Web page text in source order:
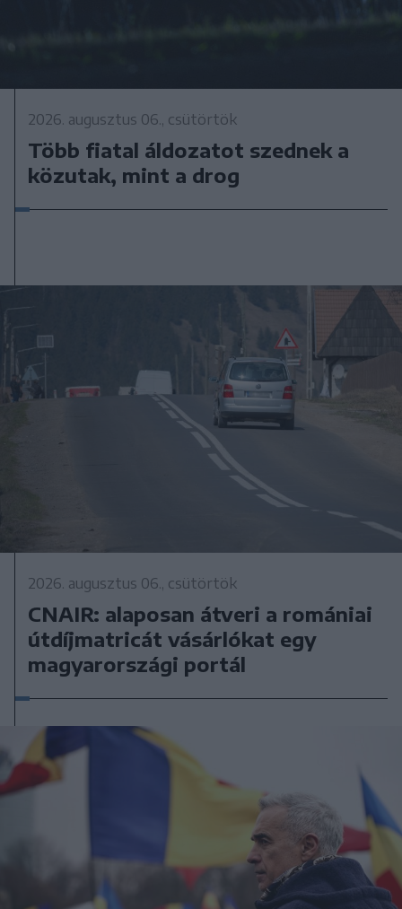
2026. augusztus 06., csütörtök
Több fiatal áldozatot szednek a
közutak, mint a drog
2026. augusztus 06., csütörtök
CNAIR: alaposan átveri a romániai
útdíjmatricát vásárlókat egy
magyarországi portál